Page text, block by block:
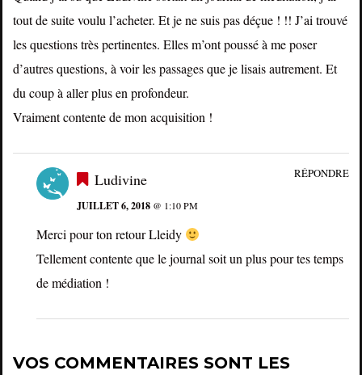
tout de suite voulu l’acheter. Et je ne suis pas déçue ! !! J’ai trouvé
les questions très pertinentes. Elles m’ont poussé à me poser
d’autres questions, à voir les passages que je lisais autrement. Et
du coup à aller plus en profondeur.
Vraiment contente de mon acquisition !
Ludivine
JUILLET 6, 2018 @ 1:10 PM
Merci pour ton retour Lleidy
Tellement contente que le journal soit un plus pour tes temps
de médiation !
RÉPONDRE
VOS COMMENTAIRES SONT LES